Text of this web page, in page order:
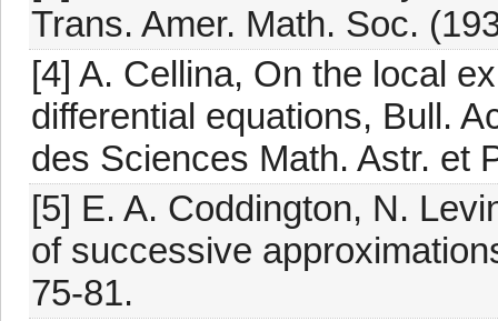
Trans. Amer. Math. Soc.
[4] A. Cellina, On the local
differential equations, Bull.
des Sciences Math. Astr. et
[5] E. A. Coddington, N.
of successive
75-81.